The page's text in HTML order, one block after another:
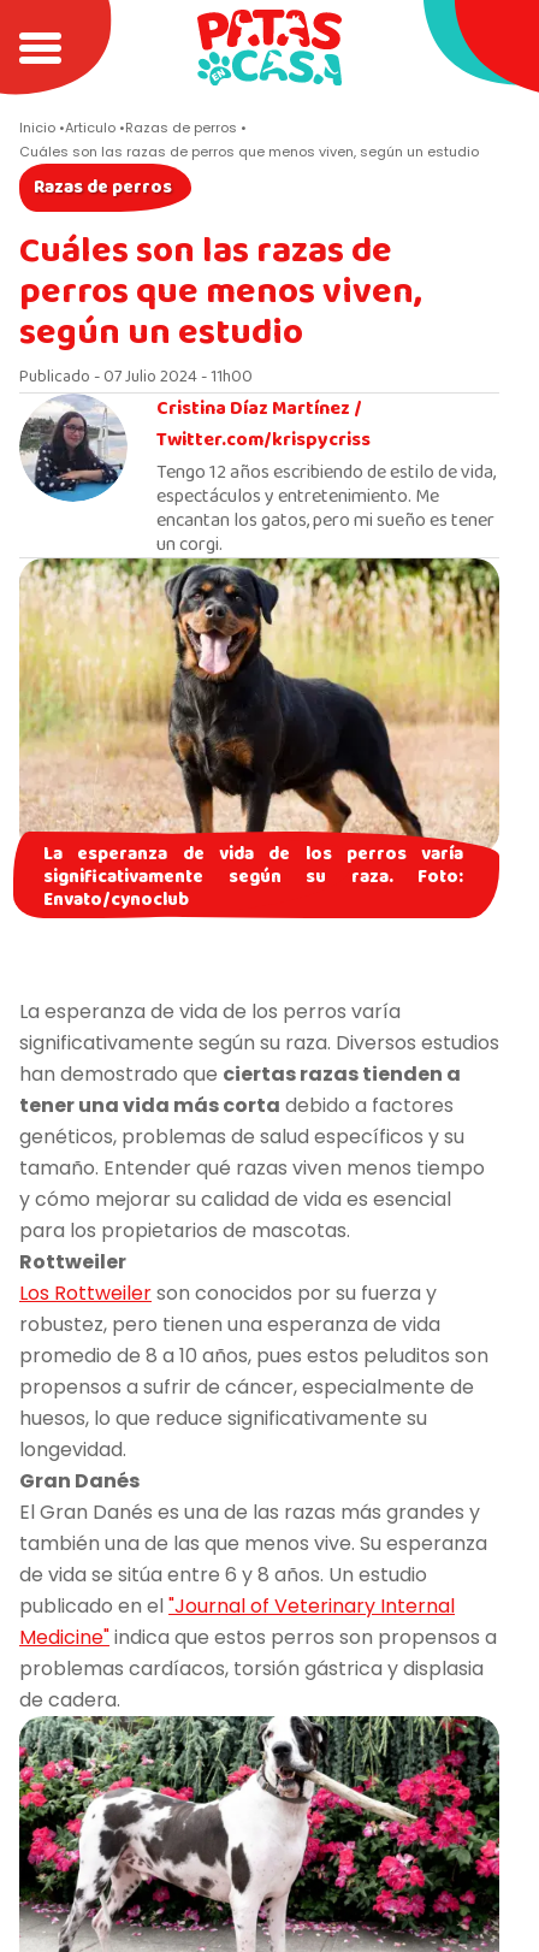
Inicio Articulo Razas de perros
Cuáles son las razas de perros que menos viven, según un estudio
Razas de perros
Cuáles son las razas de
perros que menos viven,
según un estudio
Publicado - 07 Julio 2024 - 11h00
Cristina Díaz Martínez /
Twitter.com/krispycriss
Tengo 12 años escribiendo de estilo de vida,
espectáculos y entretenimiento. Me
encantan los gatos, pero mi sueño es tener
un corgi.
La esperanza de vida de los perros varía
significativamente según su raza. Foto:
Envato/cynoclub
La esperanza de vida de los perros varía
significativamente según su raza. Diversos estudios
han demostrado que ciertas razas tienden a
tener una vida más corta debido a factores
genéticos, problemas de salud específicos y su
tamaño. Entender qué razas viven menos tiempo
y cómo mejorar su calidad de vida es esencial
para los propietarios de mascotas.
Rottweiler
Los Rottweilerson conocidos por su fuerza y
robustez, pero tienen una esperanza de vida
promedio de 8 a 10 años, pues estos peluditos son
propensos a sufrir de cáncer, especialmente de
huesos, lo que reduce significativamente su
longevidad.
Gran Danés
El Gran Danés es una de las razas más grandes y
también una de las que menos vive. Su esperanza
de vida se sitúa entre 6 y 8 años. Un estudio
publicado en el"Journal of Veterinary Internal
Medicine"indica que estos perros son propensos a
problemas cardíacos, torsión gástrica y displasia
de cadera.